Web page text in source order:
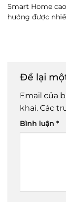
Smart Home
hướng được
Để lại
Email của
khai. Các
Bình luận *